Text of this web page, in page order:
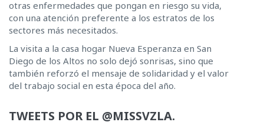
otras enfermedades que pongan en riesgo su vida,
con una atención preferente a los estratos de los
sectores más necesitados.
La visita a la casa hogar Nueva Esperanza en San
Diego de los Altos no solo dejó sonrisas, sino que
también reforzó el mensaje de solidaridad y el valor
del trabajo social en esta época del año.
TWEETS POR EL @MISSVZLA.